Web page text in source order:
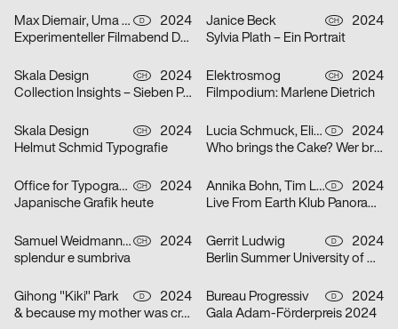
Max Diemair, Uma Grotrian-Steinweg D
2024
Experimenteller Filmabend Dunst
Janice Beck CH
2024
Sylvia Plath – Ein Portrait
Skala Design CH
2024
Collection Insights – Sieben Perspektiven
Elektrosmog CH
2024
Filmpodium: Marlene Dietrich
Skala Design CH
2024
Helmut Schmid Typografie
Lucia Schmuck, Elisabeth Thoma D
2024
Who brings the Cake? Wer bringt den Kuchen?
Office for Typography CH
2024
Japanische Grafik heute
Annika Bohn, Tim Lindacher, Johannes Schreiner, Nina Sticher D
2024
Live From Earth Klub Panorama Bar
Samuel Weidmann, Coralie Wipf CH
2024
splendur e sumbriva
Gerrit Ludwig D
2024
Berlin Summer University of Arts 2025
Gihong "Kiki" Park D
2024
& because my mother was crazy
Bureau Progressiv D
2024
Gala Adam-Förderpreis 2024